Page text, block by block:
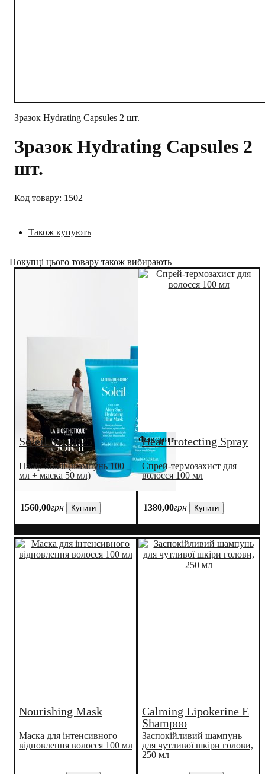
Зразок Hydrating Capsules 2 шт.
Зразок Hydrating Capsules 2
шт.
1502
Також купують
Покупці цього товару також вибирають
Soleil Set 2025
Набір Soleil (шампунь 100
мл + маска 50 мл)
1560,00грн Купити
Фаворит
Heat Protecting Spray
Спрей-термозахист для
волосся 100 мл
1380,00грн Купити
Nourishing Mask
Маска для інтенсивного
відновлення волосся 100 мл
Calming Lipokerine E
Shampoo
Заспокійливий шампунь
для чутливої шкіри голови,
250 мл